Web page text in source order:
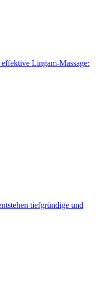
Lingam-Massage:
tiefgründige und